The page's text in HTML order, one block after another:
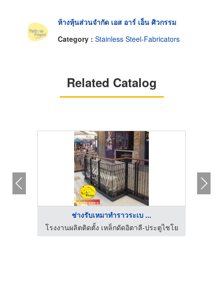
ห้างหุ้นส่วนจำกัด เอส อาร์ เอ็น ศิวกรรม
Category : Stainless Steel-Fabricators
Related Catalog
ช่างรับเหมาทำราวระเบ ...
โรงงานผลิตติดตั้ง เหล็กดัดอิตาลี-ประตูไชโย